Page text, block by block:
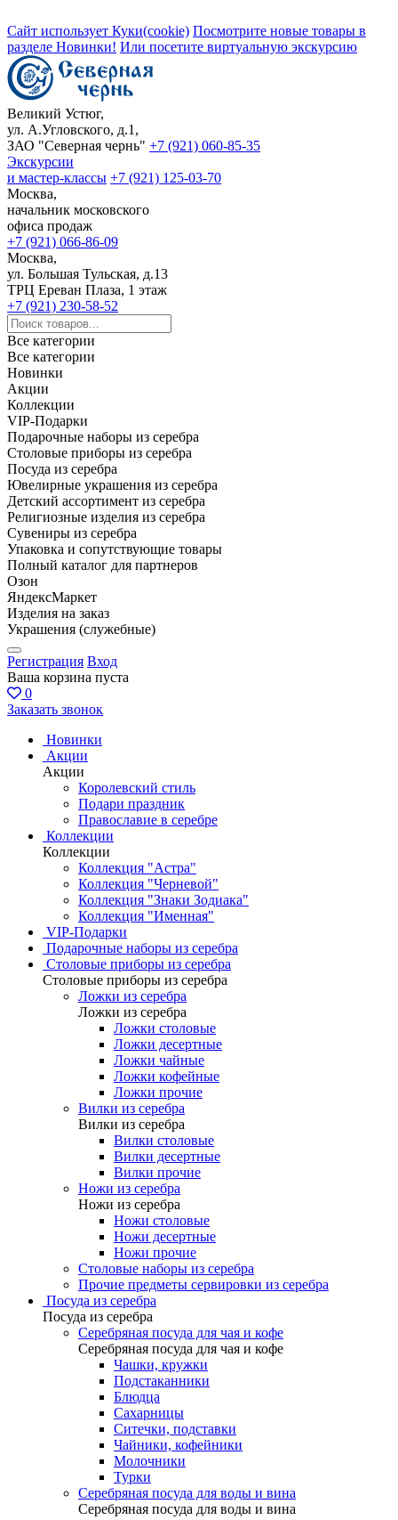
Сайт использует Куки(cookie) Посмотрите новые товары в
разделе Новинки! Или посетите виртуальную экскурсию
Великий Устюг,
ул. А.Угловского, д.1,
ЗАО "Северная чернь" +7 (921) 060-85-35
Экскурсии
и мастер-классы +7 (921) 125-03-70
Москва,
начальник московского
офиса продаж
+7 (921) 066-86-09
Москва,
ул. Большая Тульская, д.13
ТРЦ Ереван Плаза, 1 этаж
+7 (921) 230-58-52
Все категории
Все категории
Новинки
Акции
Коллекции
VIP-Подарки
Подарочные наборы из серебра
Столовые приборы из серебра
Посуда из серебра
Ювелирные украшения из серебра
Детский ассортимент из серебра
Религиозные изделия из серебра
Сувениры из серебра
Упаковка и сопутствующие товары
Полный каталог для партнеров
Озон
ЯндексМаркет
Изделия на заказ
Украшения (служебные)
Регистрация Вход
Ваша корзина пуста
0
Заказать звонок
Новинки
Акции
Акции
Королевский стиль
Подари праздник
Православие в серебре
Коллекции
Коллекции
Коллекция "Астра"
Коллекция "Черневой"
Коллекция "Знаки Зодиака"
Коллекция "Именная"
VIP-Подарки
Подарочные наборы из серебра
Столовые приборы из серебра
Столовые приборы из серебра
Ложки из серебра
Ложки из серебра
Ложки столовые
Ложки десертные
Ложки чайные
Ложки кофейные
Ложки прочие
Вилки из серебра
Вилки из серебра
Вилки столовые
Вилки десертные
Вилки прочие
Ножи из серебра
Ножи из серебра
Ножи столовые
Ножи десертные
Ножи прочие
Столовые наборы из серебра
Прочие предметы сервировки из серебра
Посуда из серебра
Посуда из серебра
Серебряная посуда для чая и кофе
Серебряная посуда для чая и кофе
Чашки, кружки
Подстаканники
Блюдца
Сахарницы
Ситечки, подставки
Чайники, кофейники
Молочники
Турки
Серебряная посуда для воды и вина
Серебряная посуда для воды и вина